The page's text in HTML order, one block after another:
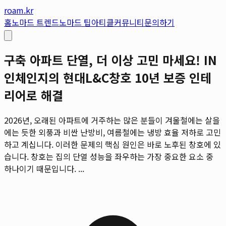
roam.kr
홈노마드 트렌드노마드 팁아티클커뮤니티문의하기
구축 아파트 단열, 더 이상 고민 마세요! IN
인체인지의 현대L&C창호 10년 보증 인테
리어로 해결
2026년, 오래된 아파트에 거주하는 많은 분들이 겨울철에는 살을
에는 듯한 외풍과 비싼 난방비, 여름철에는 냉방 효율 저하로 고민
하고 계십니다. 이러한 문제의 핵심 원인은 바로 노후된 창호에 있
습니다. 창호는 집의 단열 성능을 좌우하는 가장 중요한 요소 중
하나이기 때문입니다. ...